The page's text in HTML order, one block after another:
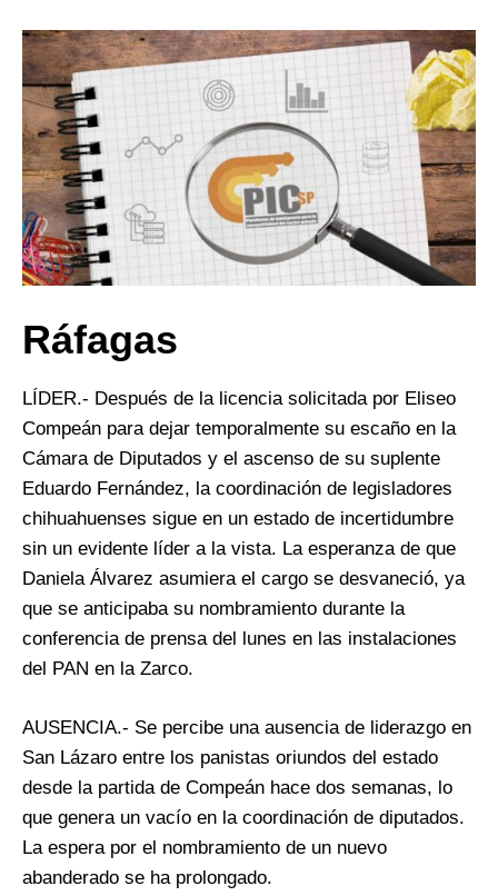
Ráfagas
LÍDER.- Después de la licencia solicitada por Eliseo
Compeán para dejar temporalmente su escaño en la
Cámara de Diputados y el ascenso de su suplente
Eduardo Fernández, la coordinación de legisladores
chihuahuenses sigue en un estado de incertidumbre
sin un evidente líder a la vista. La esperanza de que
Daniela Álvarez asumiera el cargo se desvaneció, ya
que se anticipaba su nombramiento durante la
conferencia de prensa del lunes en las instalaciones
del PAN en la Zarco.
AUSENCIA.- Se percibe una ausencia de liderazgo en
San Lázaro entre los panistas oriundos del estado
desde la partida de Compeán hace dos semanas, lo
que genera un vacío en la coordinación de diputados.
La espera por el nombramiento de un nuevo
abanderado se ha prolongado.